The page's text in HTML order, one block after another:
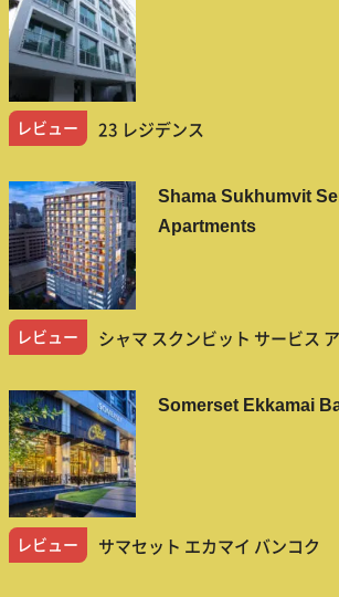
レビュー 23 レジデンス
Shama Sukhumvit
Apartments
レビュー シャマ スクンビット サービス
Somerset Ekkamai
レビュー サマセット エカマイ バンコク